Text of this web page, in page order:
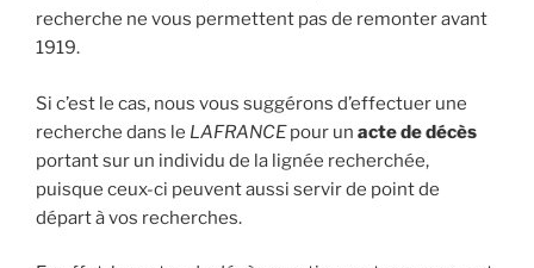
recherche ne vous permettent pas de remonter avant
1919.
Si c’est le cas, nous vous suggérons d’effectuer une
recherche dans le LAFRANCEpour un acte de décès
portant sur un individu de la lignée recherchée,
puisque ceux-ci peuvent aussi servir de point de
départ à vos recherches.